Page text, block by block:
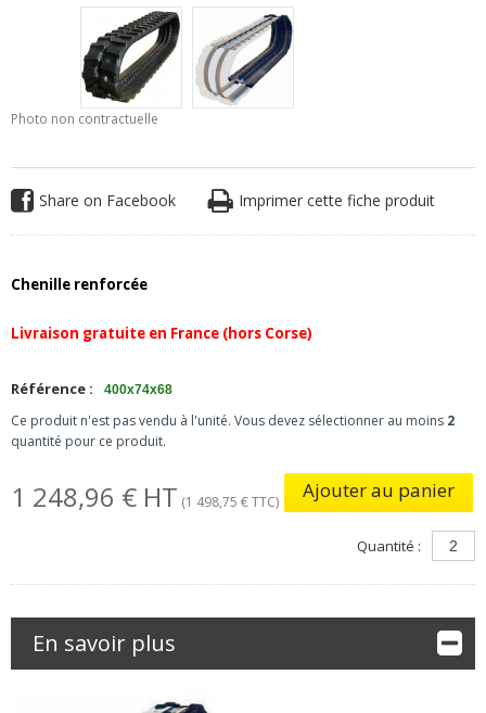
Photo non contractuelle
Share on Facebook Imprimer cette fiche produit
Chenille renforcée
Livraison gratuite en France (hors Corse)
Référence : 400x74x68
Ce produit n'est pas vendu à l'unité. Vous devez sélectionner au moins 2
quantité pour ce produit.
1 248,96 € HT (1 498,75 € TTC) Ajouter au panier
Quantité :
En savoir plus